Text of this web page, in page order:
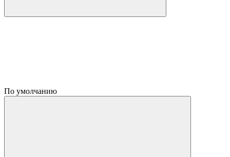
По умолчанию